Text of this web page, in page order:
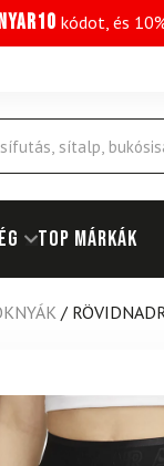
kódot, és
Top márkák
/